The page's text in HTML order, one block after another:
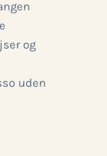
og
uden